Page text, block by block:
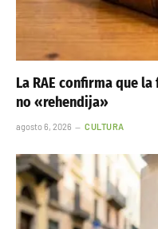
La RAE confirma que
no «rehendija»
agosto 6, 2026 CULTURA